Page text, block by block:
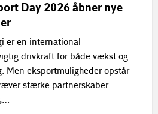
Day 2026 åbner nye
er en international
drivkraft for både vækst og
Men eksportmuligheder opstår
stærke partnerskaber